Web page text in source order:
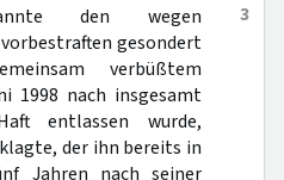
3
den wegen
gesondert
verbüßtem
1998 nach insgesamt
entlassen wurde,
der ihn bereits in
Jahren nach seiner